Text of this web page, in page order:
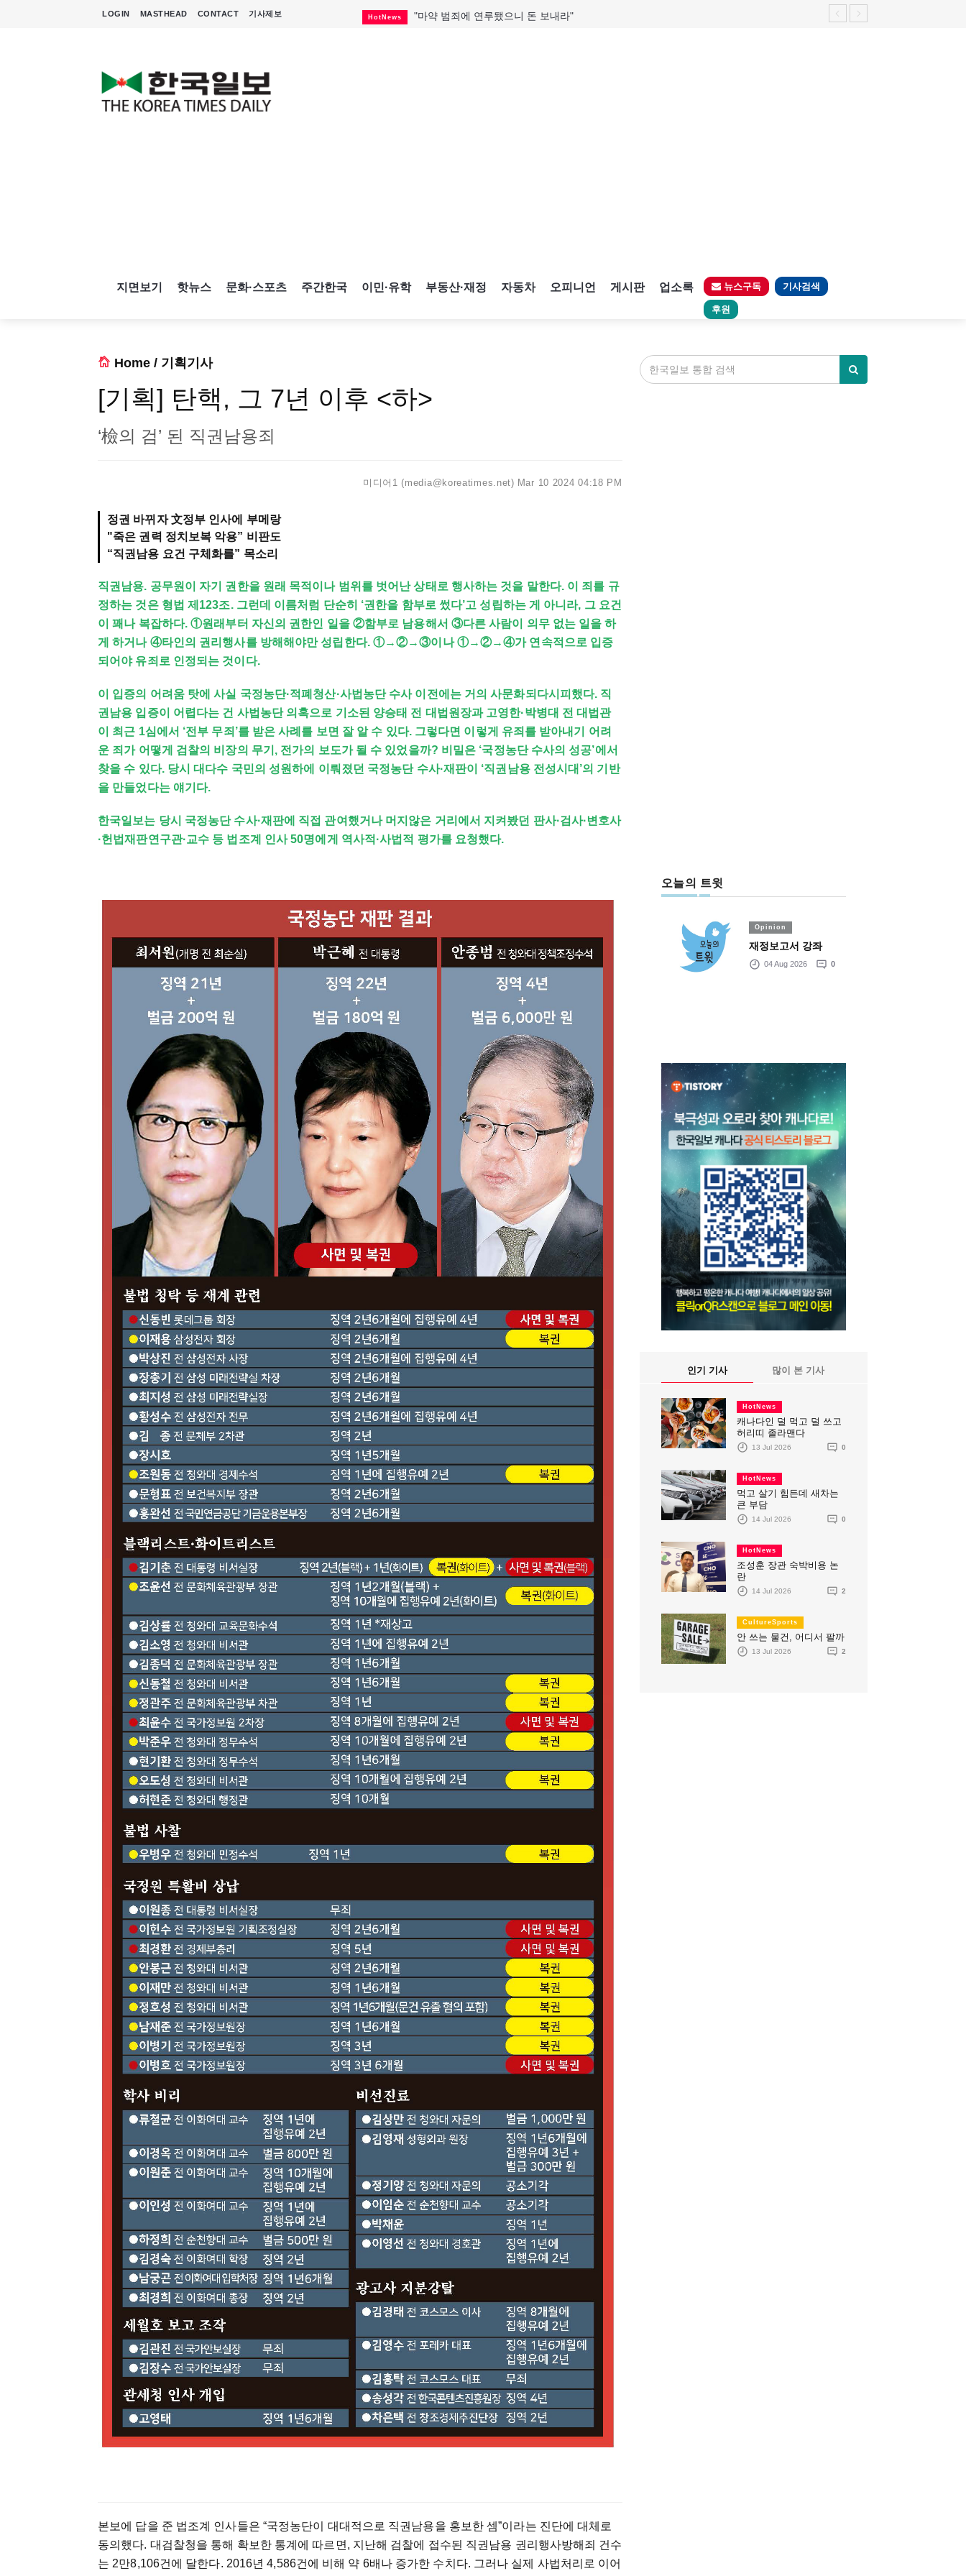
LOGIN MASTHEAD CONTACT 기사제보 HotNews "마약 범죄에 연루됐으니 돈 보내라"
지면보기 핫뉴스 문화·스포츠 주간한국 이민·유학 부동산·재정 자동차 오피니언 게시판 업소록 뉴스구독 기사검색
후원
Home / 기획기사
[기획] 탄핵, 그 7년 이후 <하>
‘檢의 검’ 된 직권남용죄
미디어1 (media@koreatimes.net) Mar 10 2024 04:18 PM
정권 바뀌자 文정부 인사에 부메랑
"죽은 권력 정치보복 악용” 비판도
“직권남용 요건 구체화를” 목소리
직권남용. 공무원이 자기 권한을 원래 목적이나 범위를 벗어난 상태로 행사하는 것을 말한다. 이 죄를 규
정하는 것은 형법 제123조. 그런데 이름처럼 단순히 ‘권한을 함부로 썼다’고 성립하는 게 아니라, 그 요건
이 꽤나 복잡하다. ①원래부터 자신의 권한인 일을 ②함부로 남용해서 ③다른 사람이 의무 없는 일을 하
게 하거나 ④타인의 권리행사를 방해해야만 성립한다. ①→②→③이나 ①→②→④가 연속적으로 입증
되어야 유죄로 인정되는 것이다.
이 입증의 어려움 탓에 사실 국정농단·적폐청산·사법농단 수사 이전에는 거의 사문화되다시피했다. 직
권남용 입증이 어렵다는 건 사법농단 의혹으로 기소된 양승태 전 대법원장과 고영한·박병대 전 대법관
이 최근 1심에서 ‘전부 무죄’를 받은 사례를 보면 잘 알 수 있다. 그렇다면 이렇게 유죄를 받아내기 어려
운 죄가 어떻게 검찰의 비장의 무기, 전가의 보도가 될 수 있었을까? 비밀은 ‘국정농단 수사의 성공’에서
찾을 수 있다. 당시 대다수 국민의 성원하에 이뤄졌던 국정농단 수사·재판이 ‘직권남용 전성시대’의 기반
을 만들었다는 얘기다.
한국일보는 당시 국정농단 수사·재판에 직접 관여했거나 머지않은 거리에서 지켜봤던 판사·검사·변호사
·헌법재판연구관·교수 등 법조계 인사 50명에게 역사적·사법적 평가를 요청했다.
본보에 답을 준 법조계 인사들은 “국정농단이 대대적으로 직권남용을 홍보한 셈”이라는 진단에 대체로
동의했다. 대검찰청을 통해 확보한 통계에 따르면, 지난해 검찰에 접수된 직권남용 권리행사방해죄 건수
는 2만8,106건에 달한다. 2016년 4,586건에 비해 약 6배나 증가한 수치다. 그러나 실제 사법처리로 이어
오늘의 트윗
Opinion
재정보고서 강좌
04 Aug 2026 0
인기 기사 많이 본 기사
HotNews
캐나다인 덜 먹고 덜 쓰고
허리띠 졸라맨다
13 Jul 2026 0
HotNews
먹고 살기 힘든데 새차는
큰 부담
14 Jul 2026 0
HotNews
조성훈 장관 숙박비용 논
란
14 Jul 2026 2
CultureSports
안 쓰는 물건, 어디서 팔까
13 Jul 2026 2